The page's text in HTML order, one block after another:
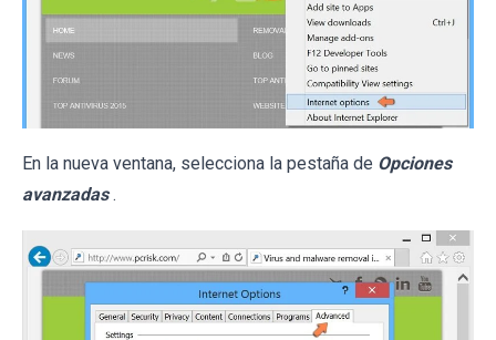
En la nueva ventana, selecciona la pestaña de Opciones
avanzadas .